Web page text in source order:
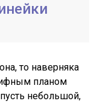
то наверняка
планом
небольшой,